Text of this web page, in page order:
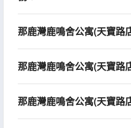
那鹿灣鹿鳴舍公寓(天寶路
那鹿灣鹿鳴舍公寓(天寶路
那鹿灣鹿鳴舍公寓(天寶路